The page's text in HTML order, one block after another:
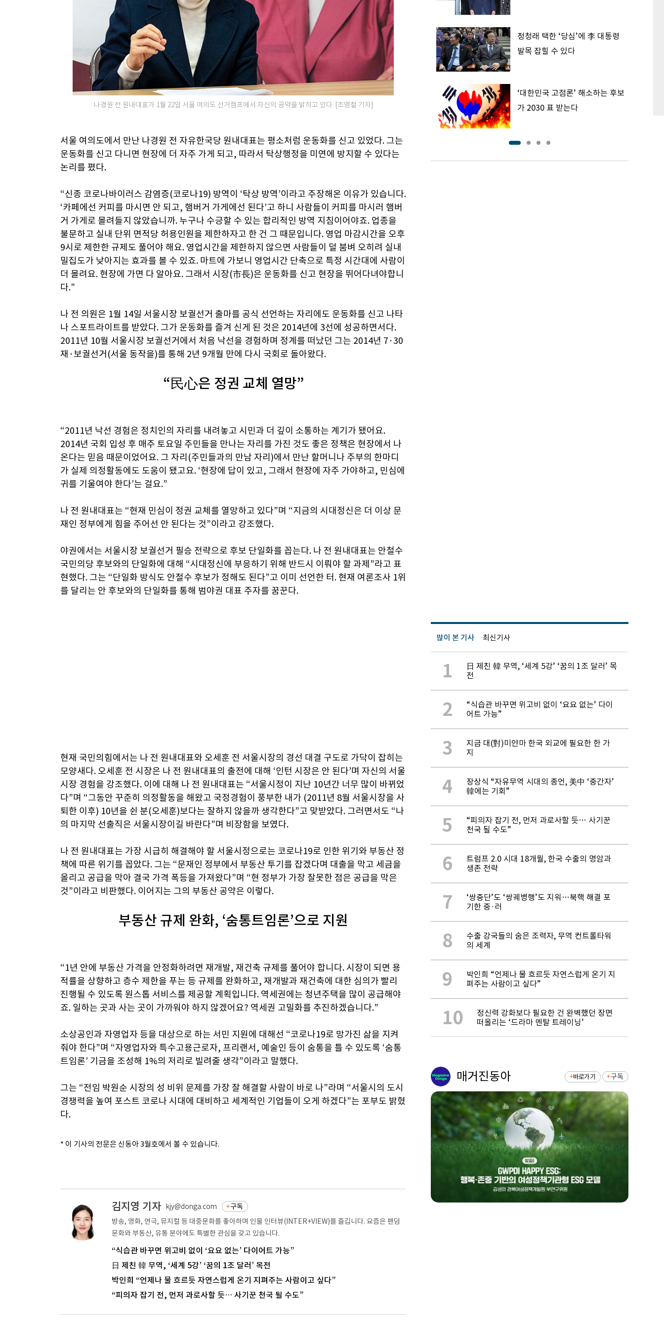
나경원 전 원내대표가 1월 22일 서울 여의도 선거캠프에서 자신의 공약을 밝히고 있다. [조영철 기자]
서울 여의도에서 만난 나경원 전 자유한국당 원내대표는 평소처럼 운동화를 신고 있었다. 그는
운동화를 신고 다니면 현장에 더 자주 가게 되고, 따라서 탁상행정을 미연에 방지할 수 있다는
논리를 폈다.
“신종 코로나바이러스 감염증(코로나19) 방역이 ‘탁상 방역’이라고 주장해온 이유가 있습니다.
‘카페에선 커피를 마시면 안 되고, 햄버거 가게에선 된다’고 하니 사람들이 커피를 마시러 햄버
거 가게로 몰려들지 않았습니까. 누구나 수긍할 수 있는 합리적인 방역 지침이어야죠. 업종을
불문하고 실내 단위 면적당 허용인원을 제한하자고 한 건 그 때문입니다. 영업 마감시간을 오후
9시로 제한한 규제도 풀어야 해요. 영업시간을 제한하지 않으면 사람들이 덜 붐벼 오히려 실내
밀집도가 낮아지는 효과를 볼 수 있죠. 마트에 가보니 영업시간 단축으로 특정 시간대에 사람이
더 몰려요. 현장에 가면 다 알아요. 그래서 시장(市長)은 운동화를 신고 현장을 뛰어다녀야합니
다.”
나 전 의원은 1월 14일 서울시장 보궐선거 출마를 공식 선언하는 자리에도 운동화를 신고 나타
나 스포트라이트를 받았다. 그가 운동화를 즐겨 신게 된 것은 2014년에 3선에 성공하면서다.
2011년 10월 서울시장 보궐선거에서 처음 낙선을 경험하며 정계를 떠났던 그는 2014년 7·30
재·보궐선거(서울 동작을)를 통해 2년 9개월 만에 다시 국회로 돌아왔다.
“民心은 정권 교체 열망”
“2011년 낙선 경험은 정치인의 자리를 내려놓고 시민과 더 깊이 소통하는 계기가 됐어요.
2014년 국회 입성 후 매주 토요일 주민들을 만나는 자리를 가진 것도 좋은 정책은 현장에서 나
온다는 믿음 때문이었어요. 그 자리(주민들과의 만남 자리)에서 만난 할머니나 주부의 한마디
가 실제 의정활동에도 도움이 됐고요. ‘현장에 답이 있고, 그래서 현장에 자주 가야하고, 민심에
귀를 기울여야 한다’는 걸요.”
나 전 원내대표는 “현재 민심이 정권 교체를 열망하고 있다”며 “지금의 시대정신은 더 이상 문
재인 정부에게 힘을 주어선 안 된다는 것”이라고 강조했다.
야권에서는 서울시장 보궐선거 필승 전략으로 후보 단일화를 꼽는다. 나 전 원내대표는 안철수
국민의당 후보와의 단일화에 대해 “시대정신에 부응하기 위해 반드시 이뤄야 할 과제”라고 표
현했다. 그는 “단일화 방식도 안철수 후보가 정해도 된다”고 이미 선언한 터. 현재 여론조사 1위
를 달리는 안 후보와의 단일화를 통해 범야권 대표 주자를 꿈꾼다.
현재 국민의힘에서는 나 전 원내대표와 오세훈 전 서울시장의 경선 대결 구도로 가닥이 잡히는
모양새다. 오세훈 전 시장은 나 전 원내대표의 출전에 대해 ‘인턴 시장은 안 된다’며 자신의 서울
시장 경험을 강조했다. 이에 대해 나 전 원내대표는 “서울시정이 지난 10년간 너무 많이 바뀌었
다”며 “그동안 꾸준히 의정활동을 해왔고 국정경험이 풍부한 내가 (2011년 8월 서울시장을 사
퇴한 이후) 10년을 쉰 분(오세훈)보다는 잘하지 않을까 생각한다”고 맞받았다. 그러면서도 “나
의 마지막 선출직은 서울시장이길 바란다”며 비장함을 보였다.
나 전 원내대표는 가장 시급히 해결해야 할 서울시정으로는 코로나19로 인한 위기와 부동산 정
책에 따른 위기를 꼽았다. 그는 “문재인 정부에서 부동산 투기를 잡겠다며 대출을 막고 세금을
올리고 공급을 막아 결국 가격 폭등을 가져왔다”며 “현 정부가 가장 잘못한 점은 공급을 막은
것”이라고 비판했다. 이어지는 그의 부동산 공약은 이렇다.
부동산 규제 완화, ‘숨통트임론’으로 지원
“1년 안에 부동산 가격을 안정화하려면 재개발, 재건축 규제를 풀어야 합니다. 시장이 되면 용
적률을 상향하고 층수 제한을 푸는 등 규제를 완화하고, 재개발과 재건축에 대한 심의가 빨리
진행될 수 있도록 원스톱 서비스를 제공할 계획입니다. 역세권에는 청년주택을 많이 공급해야
죠. 일하는 곳과 사는 곳이 가까워야 하지 않겠어요? 역세권 고밀화를 추진하겠습니다.”
소상공인과 자영업자 등을 대상으로 하는 서민 지원에 대해선 “코로나19로 망가진 삶을 지켜
줘야 한다”며 “자영업자와 특수고용근로자, 프리랜서, 예술인 등이 숨통을 틀 수 있도록 ‘숨통
트임론’ 기금을 조성해 1%의 저리로 빌려줄 생각”이라고 말했다.
그는 “전임 박원순 시장의 성 비위 문제를 가장 잘 해결할 사람이 바로 나”라며 “서울시의 도시
경쟁력을 높여 포스트 코로나 시대에 대비하고 세계적인 기업들이 오게 하겠다”는 포부도 밝혔
다.
* 이 기사의 전문은 신동아 3월호에서 볼 수 있습니다.
김지영 기자 kjy@donga.com
구독
방송, 영화, 연극, 뮤지컬 등 대중문화를 좋아하며 인물 인터뷰(INTER+VIEW)를 즐깁니다. 요즘은 팬덤
문화와 부동산, 유통 분야에도 특별한 관심을 갖고 있습니다.
“식습관 바꾸면 위고비 없이 ‘요요 없는’ 다이어트 가능”
日 제친 韓 무역, ‘세계 5강’ ‘꿈의 1조 달러’ 목전
박인희 “언제나 물 흐르듯 자연스럽게 온기 지펴주는 사람이고 싶다”
“피의자 잡기 전, 먼저 과로사할 듯… 사기꾼 천국 될 수도”
정청래 택한 ‘당심’에 李 대통령
발목 잡힐 수 있다
‘대한민국 고점론’ 해소하는 후보
가 2030 표 받는다
많이 본 기사 최신기사
1
日 제친 韓 무역, ‘세계 5강’ ‘꿈의 1조 달러’ 목
전
2
“식습관 바꾸면 위고비 없이 ‘요요 없는’ 다이
어트 가능”
3
지금 대(對)미얀마 한국 외교에 필요한 한 가
지
4
장상식 “자유무역 시대의 종언, 美中 ‘중간자’
韓에는 기회”
5
“피의자 잡기 전, 먼저 과로사할 듯… 사기꾼
천국 될 수도”
6
트럼프 2.0 시대 18개월, 한국 수출의 명암과
생존 전략
7
‘쌍중단’도 ‘쌍궤병행’도 지워…북핵 해결 포
기한 중·러
8
수출 강국들의 숨은 조력자, 무역 컨트롤타워
의 세계
9
박인희 “언제나 물 흐르듯 자연스럽게 온기 지
펴주는 사람이고 싶다”
10
정신력 강화보다 필요한 건 완벽했던 장면
떠올리는 ‘드라마 멘탈 트레이닝’
매거진동아 바로가기 구독